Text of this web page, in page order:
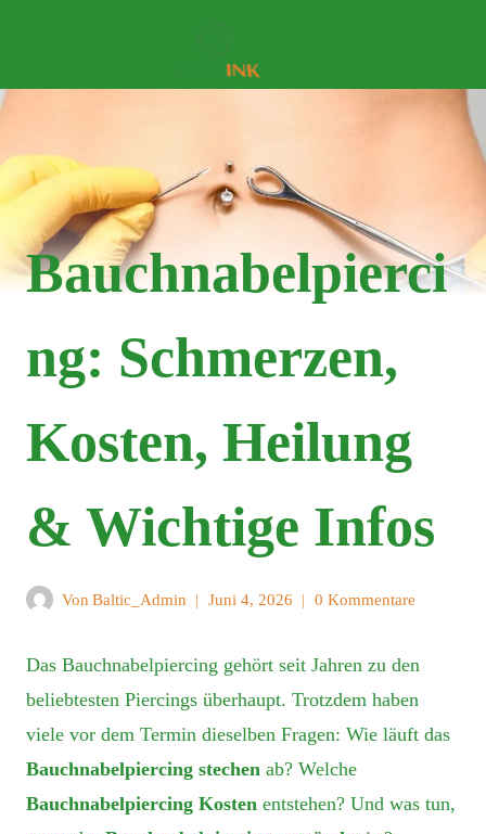
Bauchnabelpierci
Ng: Schmerzen,
Kosten, Heilung
& Wichtige Infos
Von Baltic_Admin Juni 4, 2026 0 Kommentare
Das Bauchnabelpiercing gehört seit Jahren zu den
beliebtesten Piercings überhaupt. Trotzdem haben
viele vor dem Termin dieselben Fragen: Wie läuft das
Bauchnabelpiercing stechen ab? Welche
Bauchnabelpiercing Kosten entstehen? Und was tun,